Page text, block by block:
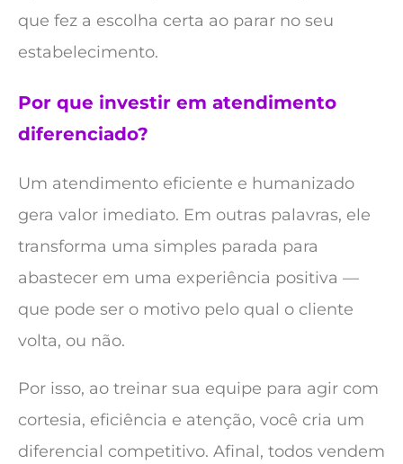
que fez a escolha certa ao parar no seu
estabelecimento.
Por que investir em atendimento
diferenciado?
Um atendimento eficiente e humanizado
gera valor imediato. Em outras palavras, ele
transforma uma simples parada para
abastecer em uma experiência positiva —
que pode ser o motivo pelo qual o cliente
volta, ou não.
Por isso, ao treinar sua equipe para agir com
cortesia, eficiência e atenção, você cria um
diferencial competitivo. Afinal, todos vendem